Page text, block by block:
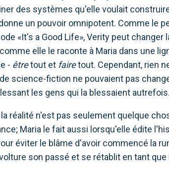
des systèmes qu'elle voulait
un pouvoir omnipotent. Comme le
«It's a Good Life», Verity peut changer
elle le raconte à Maria dans une
- êtretout et fairetout. Cependant, rien
science-fiction ne pouvaient pas
les gens qui la blessaient autrefois.
la réalité n'est pas seulement quelque
Maria le fait aussi lorsqu'elle édite
éviter le blâme d'avoir commencé la
son passé et se rétablit en tant